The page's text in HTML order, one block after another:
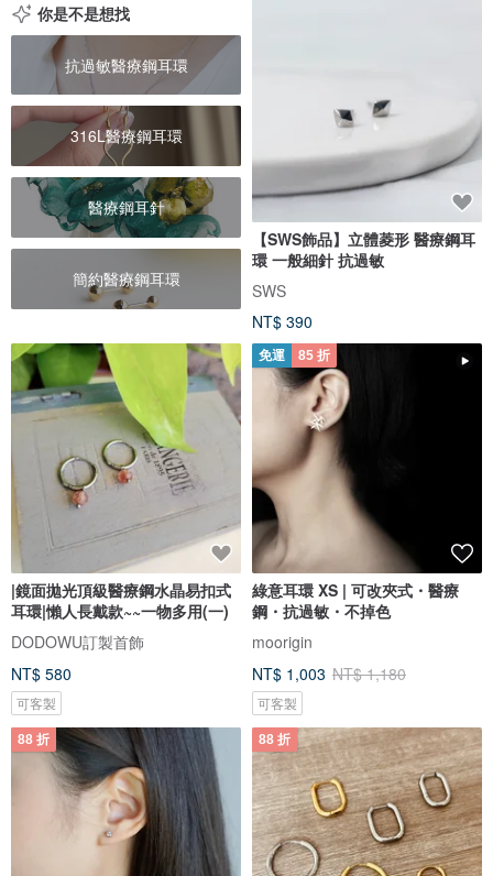
你是不是想找
抗過敏醫療鋼耳環
316L醫療鋼耳環
醫療鋼耳針
簡約醫療鋼耳環
【SWS飾品】立體菱形 醫療鋼耳
環 一般細針 抗過敏
SWS
NT$ 390
|鏡面拋光頂級醫療鋼水晶易扣式
耳環|懶人長戴款~~一物多用(一)
DODOWU訂製首飾
NT$ 580
可客製
免運 85 折
綠意耳環 XS | 可改夾式・醫療
鋼・抗過敏・不掉色
moorigin
NT$ 1,003 NT$ 1,180
可客製
88 折 88 折